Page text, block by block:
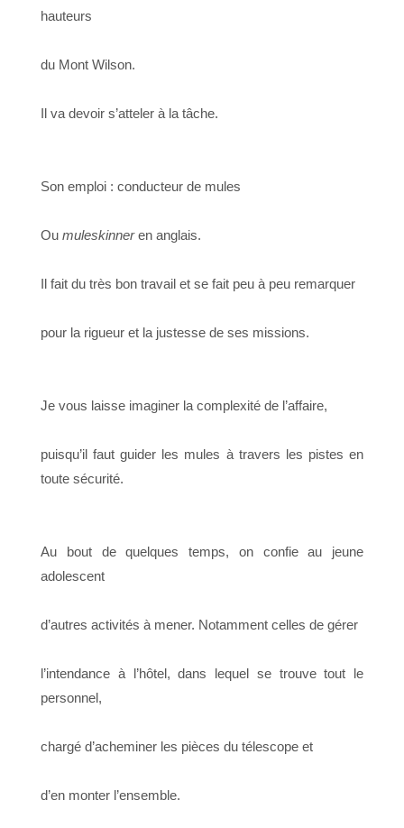
hauteurs
du Mont Wilson.
Il va devoir s’atteler à la tâche.
Son emploi : conducteur de mules
Ou muleskinneren anglais.
Il fait du très bon travail et se fait peu à peu remarquer
pour la rigueur et la justesse de ses missions.
Je vous laisse imaginer la complexité de l’affaire,
puisqu’il faut guider les mules à travers les pistes en
toute sécurité.
Au bout de quelques temps, on confie au jeune
adolescent
d’autres activités à mener. Notamment celles de gérer
l’intendance à l’hôtel, dans lequel se trouve tout le
personnel,
chargé d’acheminer les pièces du télescope et
d’en monter l’ensemble.